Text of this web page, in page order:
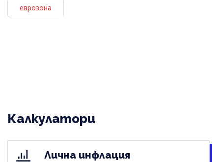
еврозона
Калкулатори
Лична инфлация